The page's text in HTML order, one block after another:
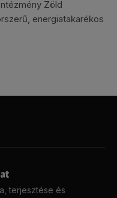
Zöld
energiatakarékos
terjesztése és